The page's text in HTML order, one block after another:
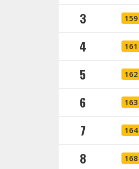
3 159
4 161
5 162
6 163
7 164
8 168